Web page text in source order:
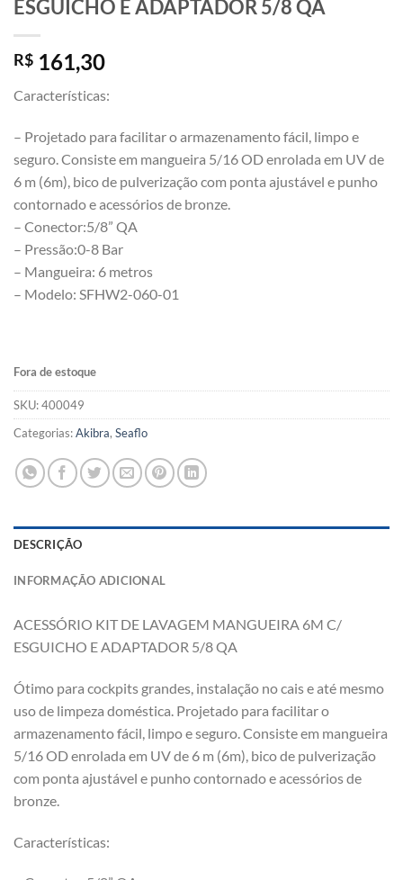
ESGUICHO E ADAPTADOR 5/8 QA
R$ 161,30
Características:
– Projetado para facilitar o armazenamento fácil, limpo e
seguro. Consiste em mangueira 5/16 OD enrolada em UV de
6 m (6m), bico de pulverização com ponta ajustável e punho
contornado e acessórios de bronze.
– Conector:5/8” QA
– Pressão:0-8 Bar
– Mangueira: 6 metros
– Modelo: SFHW2-060-01
Fora de estoque
SKU:400049
Categorias:Akibra, Seaflo
DESCRIÇÃO
INFORMAÇÃO ADICIONAL
ACESSÓRIO KIT DE LAVAGEM MANGUEIRA 6M C/
ESGUICHO E ADAPTADOR 5/8 QA
Ótimo para cockpits grandes, instalação no cais e até mesmo
uso de limpeza doméstica. Projetado para facilitar o
armazenamento fácil, limpo e seguro. Consiste em mangueira
5/16 OD enrolada em UV de 6 m (6m), bico de pulverização
com ponta ajustável e punho contornado e acessórios de
bronze.
Características: